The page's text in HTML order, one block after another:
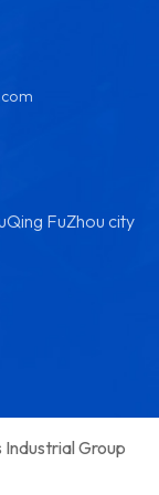
FuZhou city
Group